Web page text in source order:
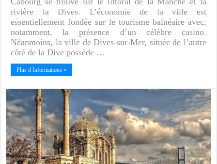
rivière la Dives. L’économie de la ville est
essentiellement fondée sur le tourisme balnéaire avec,
notamment, la présence d’un célèbre casino.
Néanmoins, la ville de Dives-sur-Mer, située de l’autre
côté de la Dive possède …
Plus d Informations »